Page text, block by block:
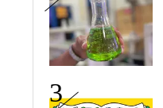
3